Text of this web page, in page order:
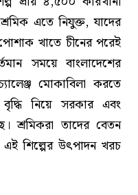
এতে নিযুক্ত, যাদের
পোশাক খাতে চীনের পরেই
সময়ে বাংলাদেশের
মোকাবিলা করতে
নিয়ে সরকার এবং
শ্রমিকরা তাদের বেতন
শিল্পের উৎপাদন খরচ